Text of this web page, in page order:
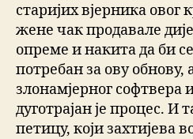
старијих вјерника овог
жене чак продавале
опреме и накита да би
потребан за ову
злонамјерног софтвера
дуготрајан је процес. И
петицу, који захтијева